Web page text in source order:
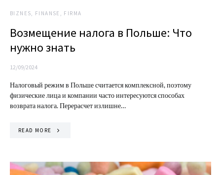
BIZNES, FINANSE, FIRMA
Возмещение налога в Польше: Что
нужно знать
12/09/2024
Налоговый режим в Польше считается комплексной, поэтому
физические лица и компании часто интересуются способах
возврата налога. Перерасчет излишне…
READ MORE